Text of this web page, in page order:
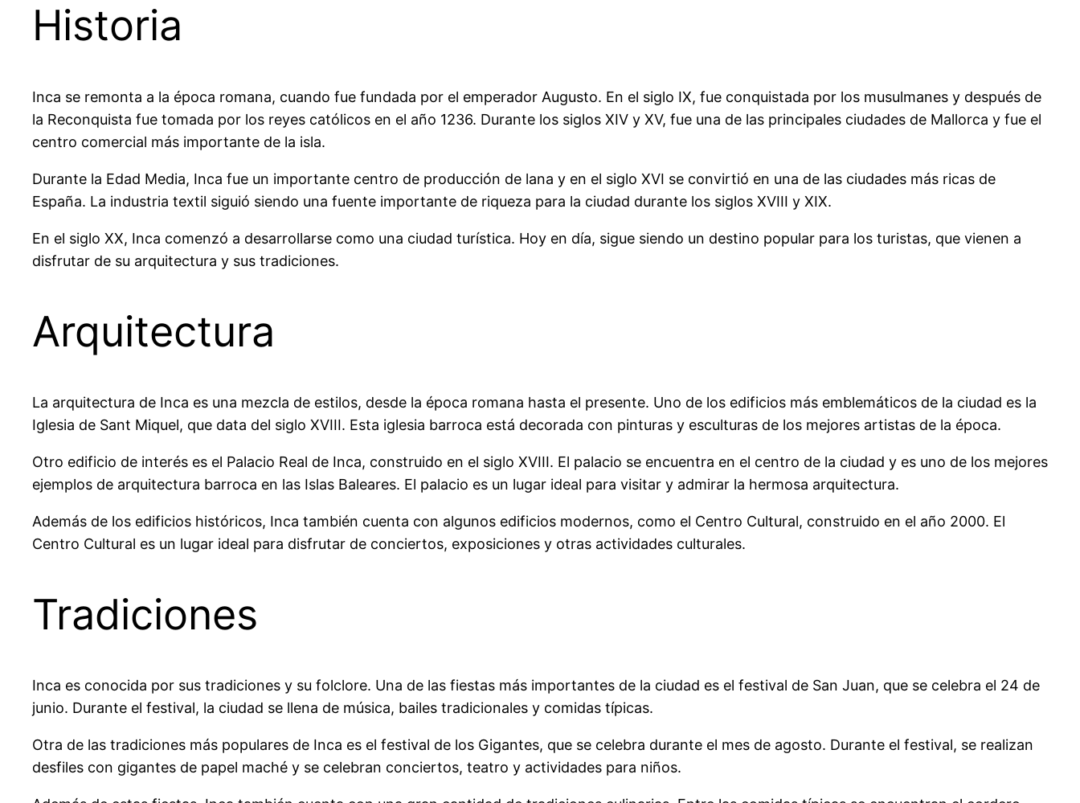
Historia
Inca se remonta a la época romana, cuando fue fundada por el emperador Augusto. En el siglo IX, fue conquistada por los musulmanes y después de
la Reconquista fue tomada por los reyes católicos en el año 1236. Durante los siglos XIV y XV, fue una de las principales ciudades de Mallorca y fue el
centro comercial más importante de la isla.
Durante la Edad Media, Inca fue un importante centro de producción de lana y en el siglo XVI se convirtió en una de las ciudades más ricas de
España. La industria textil siguió siendo una fuente importante de riqueza para la ciudad durante los siglos XVIII y XIX.
En el siglo XX, Inca comenzó a desarrollarse como una ciudad turística. Hoy en día, sigue siendo un destino popular para los turistas, que vienen a
disfrutar de su arquitectura y sus tradiciones.
Arquitectura
La arquitectura de Inca es una mezcla de estilos, desde la época romana hasta el presente. Uno de los edificios más emblemáticos de la ciudad es la
Iglesia de Sant Miquel, que data del siglo XVIII. Esta iglesia barroca está decorada con pinturas y esculturas de los mejores artistas de la época.
Otro edificio de interés es el Palacio Real de Inca, construido en el siglo XVIII. El palacio se encuentra en el centro de la ciudad y es uno de los mejores
ejemplos de arquitectura barroca en las Islas Baleares. El palacio es un lugar ideal para visitar y admirar la hermosa arquitectura.
Además de los edificios históricos, Inca también cuenta con algunos edificios modernos, como el Centro Cultural, construido en el año 2000. El
Centro Cultural es un lugar ideal para disfrutar de conciertos, exposiciones y otras actividades culturales.
Tradiciones
Inca es conocida por sus tradiciones y su folclore. Una de las fiestas más importantes de la ciudad es el festival de San Juan, que se celebra el 24 de
junio. Durante el festival, la ciudad se llena de música, bailes tradicionales y comidas típicas.
Otra de las tradiciones más populares de Inca es el festival de los Gigantes, que se celebra durante el mes de agosto. Durante el festival, se realizan
desfiles con gigantes de papel maché y se celebran conciertos, teatro y actividades para niños.